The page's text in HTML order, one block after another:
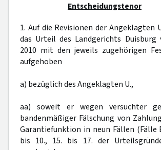
Entscheidungstenor
1. Auf die Revisionen der Angeklagten
das Urteil des Landgerichts Duisburg
2010 mit den jeweils zugehörigen
aufgehoben
a) bezüglich des Angeklagten U.,
aa) soweit er wegen versuchter
bandenmäßiger Fälschung von
Garantiefunktion in neun Fällen (Fälle
bis 10., 15. bis 17. der